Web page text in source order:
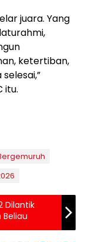
juara. Yang
ketertiban,
itu.
Dilantik